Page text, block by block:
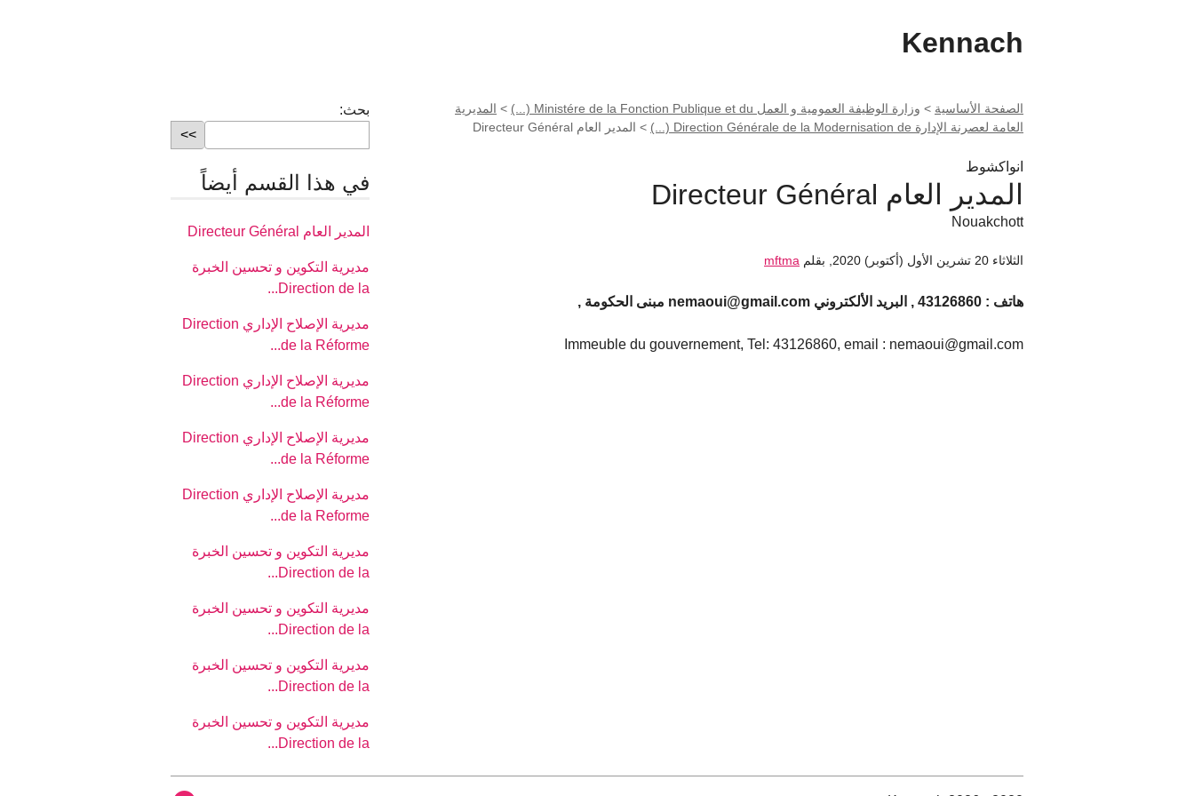
Kennach
الصفحة الأساسية > وزارة الوظيفة العمومية و العمل Ministére de la Fonction Publique et du (...) > المديرية
العامة لعصرنة الإدارة Direction Générale de la Modernisation de (...)
> المدير العام Directeur Général
انواكشوط
المدير العام Directeur Général
Nouakchott
الثلاثاء 20 تشرين الأول (أكتوبر) 2020 بقلم mftma
هاتف : 43126860 , البريد الألكتروني nemaoui@gmail.com مبنى الحكومة ,
Immeuble du gouvernement, Tel: 43126860, email : nemaoui@gmail.com
بحث:
في هذا القسم أيضاً
المدير العام Directeur Général
مديرية التكوين و تحسين الخبرة
Direction de la...
مديرية الإصلاح الإداري Direction
de la Réforme...
مديرية الإصلاح الإداري Direction
de la Réforme...
مديرية الإصلاح الإداري Direction
de la Réforme...
مديرية الإصلاح الإداري Direction
de la Reforme...
مديرية التكوين و تحسين الخبرة
Direction de la...
مديرية التكوين و تحسين الخبرة
Direction de la...
مديرية التكوين و تحسين الخبرة
Direction de la...
مديرية التكوين و تحسين الخبرة
Direction de la...